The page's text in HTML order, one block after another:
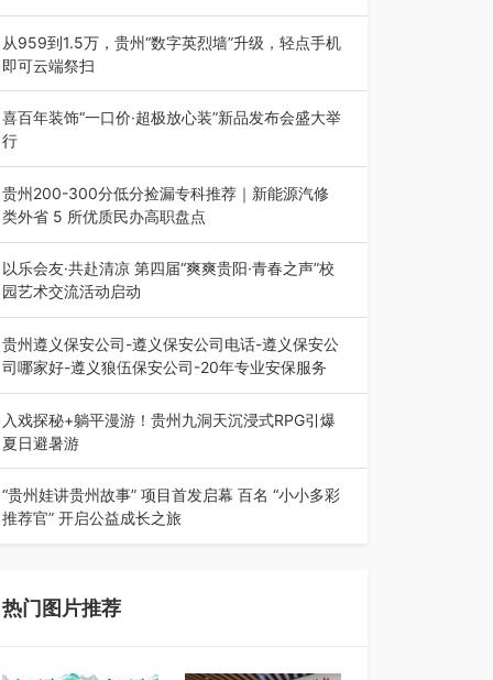
为扎实推进2026“千团万人推普强国行”大学生暑
期社会实践，牢牢紧扣 “雅韵传普…
从959到1.5万，贵州“数字英烈墙”升级，轻点手机
即可云端祭扫
八一建军节到来之际，由贵州省退役军人事务厅指
导，贵阳市退役军人事务局联合贵州广电…
喜百年装饰“一口价·超极放心装”新品发布会盛大举
行
2026年7月31日，喜百年装饰“一口价·超极放心
装”新品发布会在贵阳隆重举行。…
贵州200-300分低分捡漏专科推荐｜新能源汽修
类外省 5 所优质民办高职盘点
在贵州省高考志愿填报体系中，200至300分数段
考生可选择的省内工科、新能源汽车…
以乐会友·共赴清凉 第四届“爽爽贵阳·青春之声”校
园艺术交流活动启动
七月的贵阳，清风送爽，第四届“爽爽贵阳·青春之
声”校园管弦乐（合唱）艺术交流活动…
贵州遵义保安公司-遵义保安公司电话-遵义保安公
司哪家好-遵义狼伍保安公司-20年专业安保服务
在遵义，不管是企业园区运营、小区物业管理、建
筑工地施工、商业商场经营，还是举办各…
入戏探秘+躺平漫游！贵州九洞天沉浸式RPG引爆
夏日避暑游
入伏后的贵州，清凉依旧。而在毕节深处的九洞天
景区，贵州首个水上喀斯特沉浸式RPG…
“贵州娃讲贵州故事” 项目首发启幕 百名 “小小多彩
推荐官” 开启公益成长之旅
热门图片推荐